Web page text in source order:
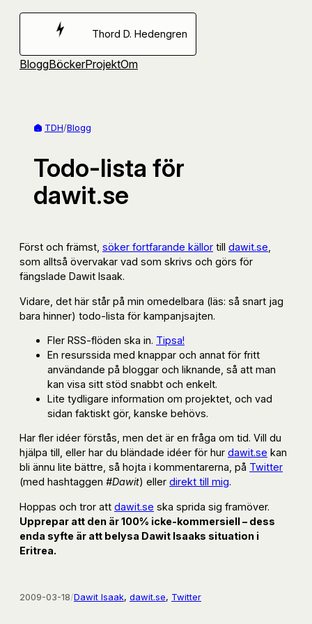
Hoppa
Thord D. Hedengren
BloggBöckerProjektOm
TDH/Blogg
Todo-lista för
dawit.se
Först och främst, söker fortfarande källor till dawit.se
som alltså övervakar vad som skrivs och görs för
fängslade Dawit Isaak.
Vidare, det här står på min omedelbara (läs: så snart jag
bara hinner) todo-lista för kampanjsajten.
Fler RSS-flöden ska in. Tipsa!
En resurssida med knappar och annat för fritt
användande på bloggar och liknande, så att man
kan visa sitt stöd snabbt och enkelt.
Lite tydligare information om projektet, och vad
sidan faktiskt gör, kanske behövs.
Har fler idéer förstås, men det är en fråga om tid. Vill du
hjälpa till, eller har du bländade idéer för hur dawit.se kan
bli ännu lite bättre, så hojta i kommentarerna, på Twitter
(med hashtaggen #Dawit) eller direkt till mig.
Hoppas och tror att dawit.se ska sprida sig framöver.
Upprepar att den är 100% icke-kommersiell – dess
enda syfte är att belysa Dawit Isaaks situation i
Eritrea.
2009-03-18/Dawit Isaak, dawit.se, Twitter